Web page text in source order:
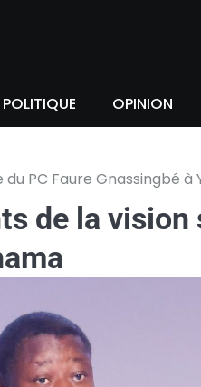
POLITIQUE OPINION
PC Faure Gnassingbé à
de la vision